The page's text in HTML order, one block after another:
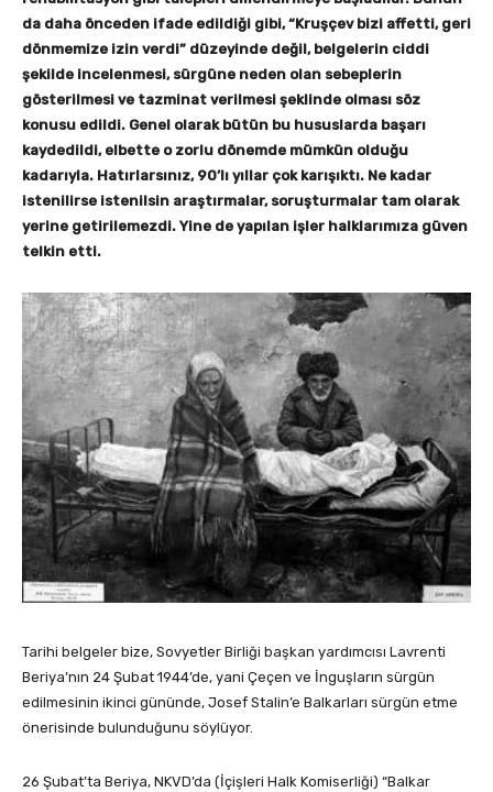
da daha önceden ifade edildiği gibi, “Kruşçev bizi affetti, geri
dönmemize izin verdi” düzeyinde değil, belgelerin ciddi
şekilde incelenmesi, sürgüne neden olan sebeplerin
gösterilmesi ve tazminat verilmesi şeklinde olması söz
konusu edildi. Genel olarak bütün bu hususlarda başarı
kaydedildi, elbette o zorlu dönemde mümkün olduğu
kadarıyla. Hatırlarsınız, 90’lı yıllar çok karışıktı. Ne kadar
istenilirse istenilsin araştırmalar, soruşturmalar tam olarak
yerine getirilemezdi. Yine de yapılan işler halklarımıza güven
telkin etti.
Tarihi belgeler bize, Sovyetler Birliği başkan yardımcısı Lavrenti
Beriya’nın 24 Şubat 1944’de, yani Çeçen ve İnguşların sürgün
edilmesinin ikinci gününde, Josef Stalin’e Balkarları sürgün etme
önerisinde bulunduğunu söylüyor.
26 Şubat’ta Beriya, NKVD’da (İçişleri Halk Komiserliği) “Balkar